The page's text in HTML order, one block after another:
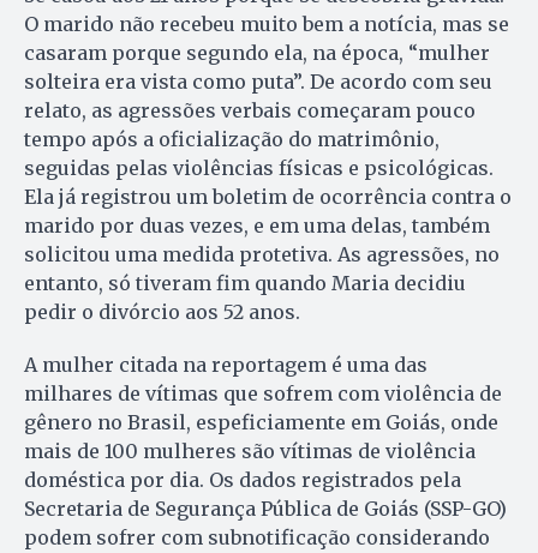
O marido não recebeu muito bem a notícia, mas se
casaram porque segundo ela, na época, “mulher
solteira era vista como puta”. De acordo com seu
relato, as agressões verbais começaram pouco
tempo após a oficialização do matrimônio,
seguidas pelas violências físicas e psicológicas.
Ela já registrou um boletim de ocorrência contra o
marido por duas vezes, e em uma delas, também
solicitou uma medida protetiva. As agressões, no
entanto, só tiveram fim quando Maria decidiu
pedir o divórcio aos 52 anos.
A mulher citada na reportagem é uma das
milhares de vítimas que sofrem com violência de
gênero no Brasil, espeficiamente em Goiás, onde
mais de 100 mulheres são vítimas de violência
doméstica por dia. Os dados registrados pela
Secretaria de Segurança Pública de Goiás (SSP-GO)
podem sofrer com subnotificação considerando